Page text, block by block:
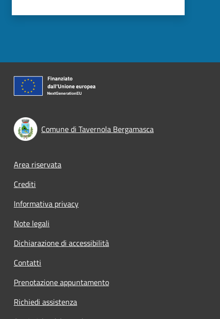
Comune di Tavernola Bergamasca
Footer menu
Area riservata
Crediti
Informativa privacy
Note legali
Dichiarazione di accessibilità
Contatti
Prenotazione appuntamento
Richiedi assistenza